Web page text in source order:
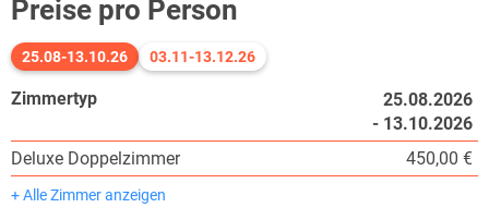
Preise pro Person
25.08-13.10.26 03.11-13.12.26
Zimmertyp
Deluxe Doppelzimmer
+ Alle Zimmer anzeigen
25.08.2026
- 13.10.2026
450,00 €